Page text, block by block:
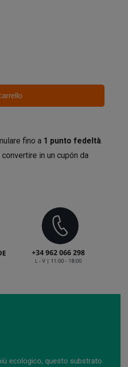
fino a 1 punto fedeltà.
in un cupón da
ecologico, questo substrato